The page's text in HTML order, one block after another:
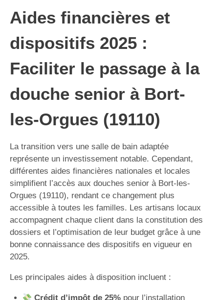
Aides financières et
dispositifs 2025 :
Faciliter le passage à la
douche senior à Bort-
les-Orgues (19110)
La transition vers une salle de bain adaptée
représente un investissement notable. Cependant,
différentes aides financières nationales et locales
simplifient l’accès aux douches senior à Bort-les-
Orgues (19110), rendant ce changement plus
accessible à toutes les familles. Les artisans locaux
accompagnent chaque client dans la constitution des
dossiers et l’optimisation de leur budget grâce à une
bonne connaissance des dispositifs en vigueur en
2025.
Les principales aides à disposition incluent :
Crédit d’impôt de 25%pour l’installation